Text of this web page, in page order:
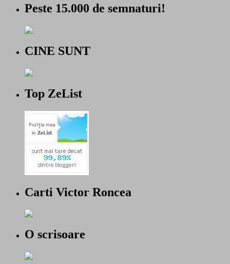
Peste 15.000 de semnaturi!
CINE SUNT
Top ZeList
Carti Victor Roncea
O scrisoare